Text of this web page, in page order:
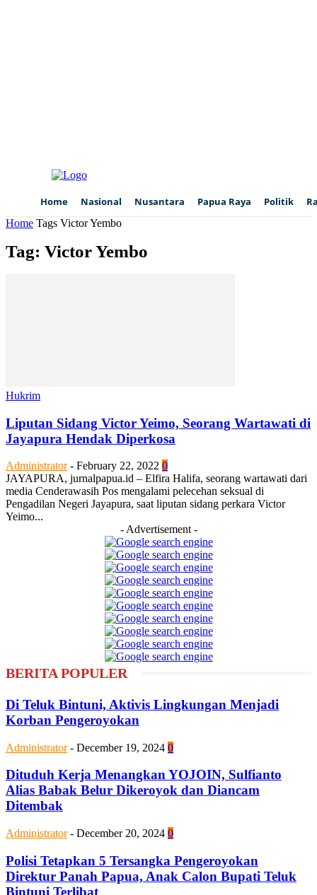
Home Nasional Nusantara Papua Raya Politik
Home Tags Victor Yembo
Tag: Victor Yembo
Hukrim
Liputan Sidang Victor Yeimo, Seorang Wartawati di
Jayapura Hendak Diperkosa
Administrator - February 22, 2022 0
JAYAPURA, jurnalpapua.id – Elfira Halifa, seorang wartawati dari
media Cenderawasih Pos mengalami pelecehan seksual di
Pengadilan Negeri Jayapura, saat liputan sidang perkara Victor
Yeimo...
- Advertisement -
BERITA POPULER
Di Teluk Bintuni, Aktivis Lingkungan Menjadi
Korban Pengeroyokan
Administrator - December 19, 2024 0
Dituduh Kerja Menangkan YOJOIN, Sulfianto
Alias Babak Belur Dikeroyok dan Diancam
Ditembak
Administrator - December 20, 2024 0
Polisi Tetapkan 5 Tersangka Pengeroyokan
Direktur Panah Papua, Anak Calon Bupati Teluk
Bintuni Terlibat